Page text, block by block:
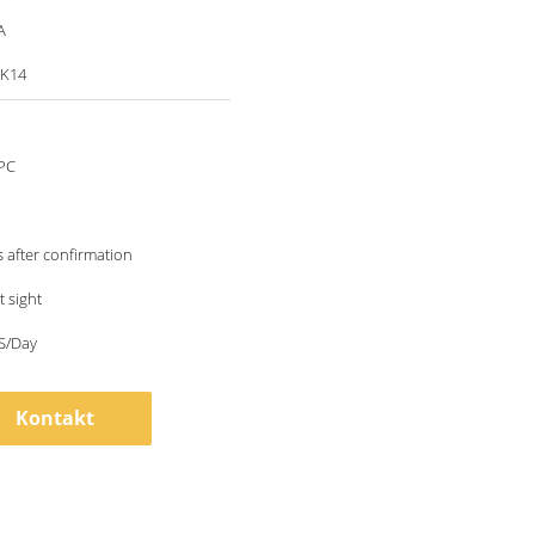
after confirmation
sight
Day
Kontakt